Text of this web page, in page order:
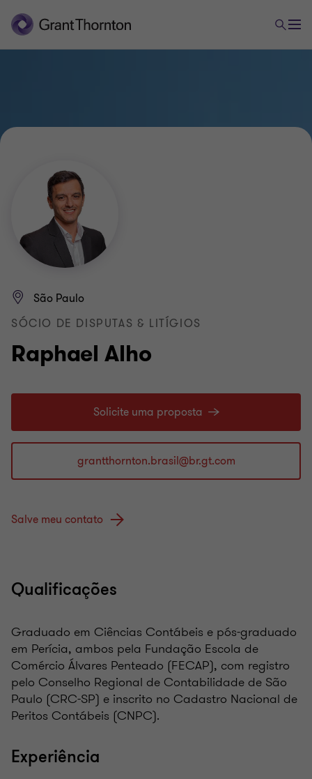
Raphael Alho
São Paulo
SÓCIO DE DISPUTAS & LITÍGIOS
Solicite uma proposta
Salve meu contato
Qualificações
Graduado em Ciências Contábeis e pós-graduado
em Perícia, ambos pela Fundação Escola de
Comércio Álvares Penteado (FECAP), com registro
pelo Conselho Regional de Contabilidade de São
Paulo (CRC-SP) e inscrito no Cadastro Nacional de
Peritos Contábeis (CNPC).
Experiência